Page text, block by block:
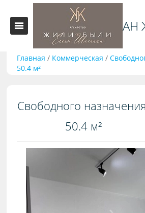
АН
Главная / Коммерческая /
50.4 м²
Свободного
50.4 м²